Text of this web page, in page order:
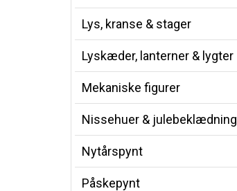
Lys, kranse & stager
Lyskæder, lanterner & lygter
Mekaniske figurer
Nissehuer & julebeklædning
Nytårspynt
Påskepynt